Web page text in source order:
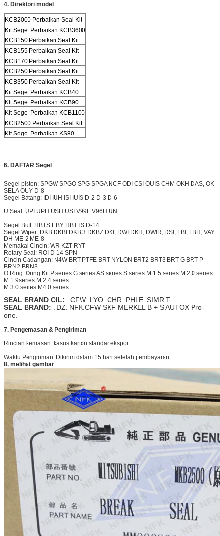
4. Direktori model
KCB2000 Perbaikan Seal Kit
Kit Segel Perbaikan KCB3600
KCB150 Perbaikan Seal Kit
KCB155 Perbaikan Seal Kit
KCB170 Perbaikan Seal Kit
KCB250 Perbaikan Seal Kit
KCB350 Perbaikan Seal Kit
Kit Segel Perbaikan KCB40
Kit Segel Perbaikan KCB90
Kit Segel Perbaikan KCB1100
KCB2500 Perbaikan Seal Kit
Kit Segel Perbaikan KS80
6. DAFTAR Segel
Segel piston: SPGW SPGO SPG SPGA NCF ODI OSI OUIS OHM OKH DAS, OK
SELA OUY D-8
Segel Batang: IDI IUH ISI IUIS D-2 D-3 D-6
U Seal: UPI UPH USH USI V99F V96H UN
Segel Buff: HBTS HBY HBTTS D-14
Segel Wiper: DKB DKBI DKBI3 DKBZ DKI, DWI DKH, DWIR, DSI, LBI, LBH, VAY
DH ME-2 ME-8
Memakai Cincin: WR KZT RYT
Rotary Seal: ROI D-14 SPN
Cincin Cadangan: N4W BRT-PTFE BRT-NYLON BRT2 BRT3 BRT-G BRT-P
BRN2 BRN3
O Ring: Oring Kit P series G series AS series S series M 1.5 series M 2.0 series
M 1.9series M 2.4 series
M 3.0 series M4.0 series
SEAL BRAND OIL: CFW .LYO .CHR. PHLE. SIMRIT.
SEAL BRAND:
DZ. NFK.CFW SKF MERKEL B + S AUTOX Pro-
one.
7. Pengemasan & Pengiriman
Rincian kemasan: kasus karton standar ekspor
Waktu Pengiriman: Dikirim dalam 15 hari setelah pembayaran
8. melihat gambar